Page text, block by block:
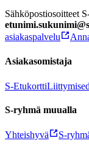
Sähköpostiosoitteet
asiakaspalvelu
Asiakasomistaja
S-Etukortti
S-ryhmä muualla
Yhteishyvä S-